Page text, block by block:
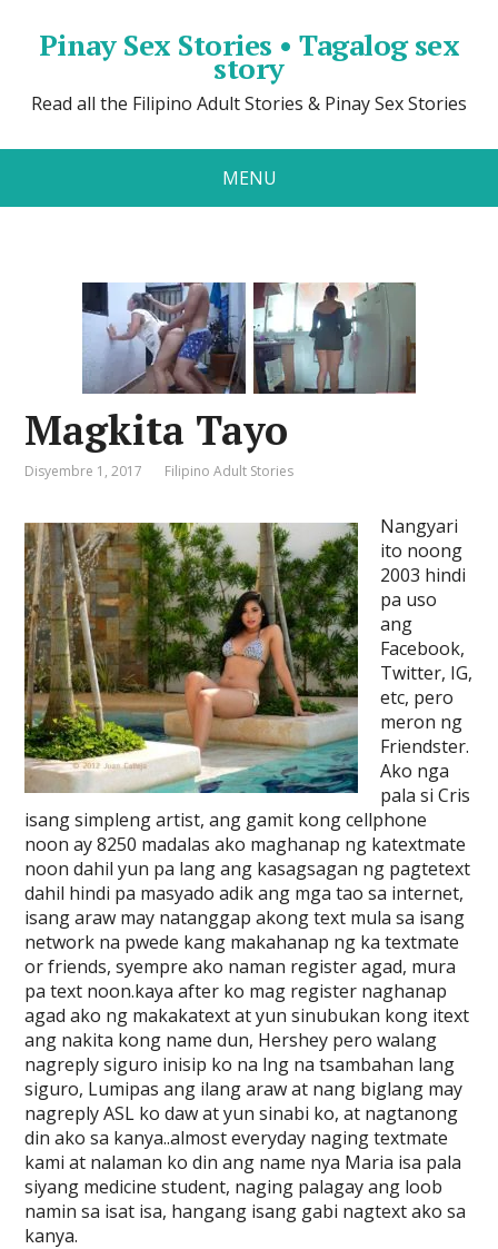
Pinay Sex Stories • Tagalog sex
story
Read all the Filipino Adult Stories & Pinay Sex Stories
MENU
Magkita Tayo
Disyembre 1, 2017 Filipino Adult Stories
Nangyari
ito noong
2003 hindi
pa uso
ang
Facebook,
Twitter, IG,
etc, pero
meron ng
Friendster.
Ako nga
pala si Cris
isang simpleng artist, ang gamit kong cellphone
noon ay 8250 madalas ako maghanap ng katextmate
noon dahil yun pa lang ang kasagsagan ng pagtetext
dahil hindi pa masyado adik ang mga tao sa internet,
isang araw may natanggap akong text mula sa isang
network na pwede kang makahanap ng ka textmate
or friends, syempre ako naman register agad, mura
pa text noon.kaya after ko mag register naghanap
agad ako ng makakatext at yun sinubukan kong itext
ang nakita kong name dun, Hershey pero walang
nagreply siguro inisip ko na lng na tsambahan lang
siguro, Lumipas ang ilang araw at nang biglang may
nagreply ASL ko daw at yun sinabi ko, at nagtanong
din ako sa kanya..almost everyday naging textmate
kami at nalaman ko din ang name nya Maria isa pala
siyang medicine student, naging palagay ang loob
namin sa isat isa, hangang isang gabi nagtext ako sa
kanya.